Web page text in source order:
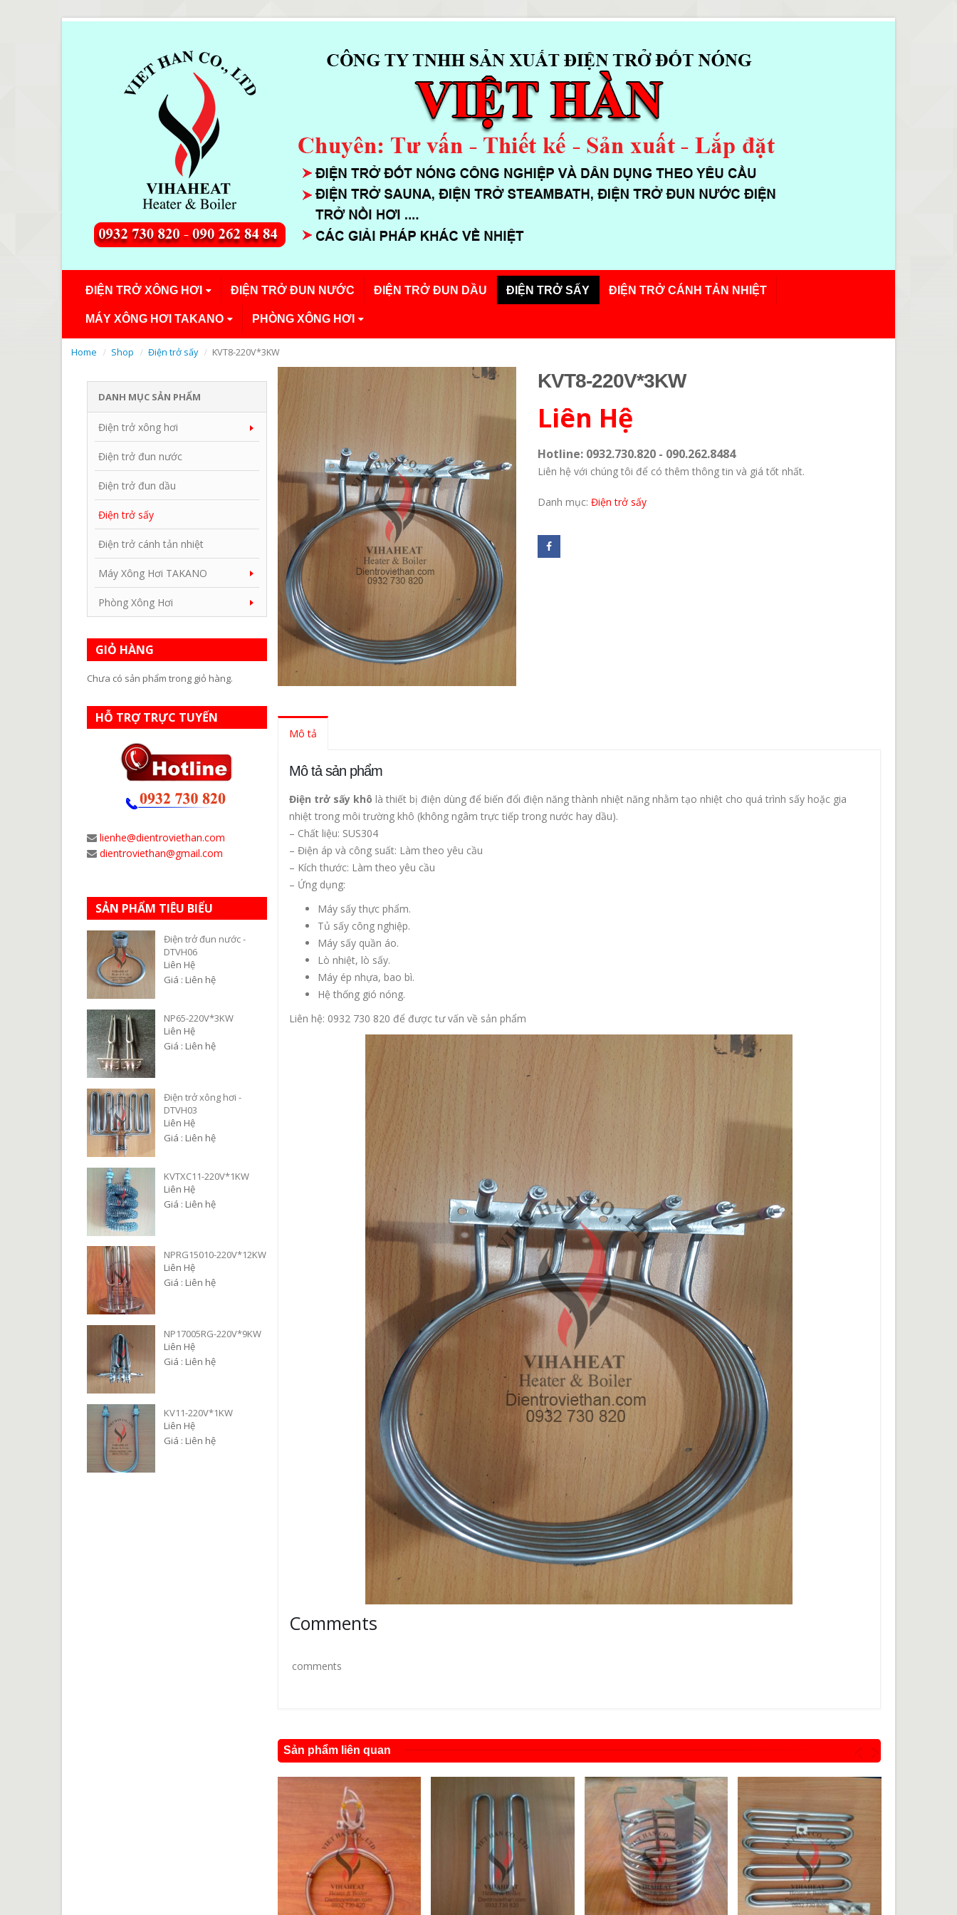
ĐIỆN TRỞ XÔNG HƠI ĐIỆN TRỞ ĐUN NƯỚC ĐIỆN TRỞ ĐUN DẦU ĐIỆN TRỞ SẤY ĐIỆN TRỞ CÁNH TẢN NHIỆT
MÁY XÔNG HƠI TAKANO PHÒNG XÔNG HƠI
Home Shop Điện trở sấy KVT8-220V*3KW
KVT8-220V*3KW
Liên Hệ
Hotline: 0932.730.820 - 090.262.8484
Liên hệ với chúng tôi để có thêm thông tin và giá tốt nhất.
Danh mục:Điện trở sấy
Mô tả
Mô tả sản phẩm
Điện trở sấy khô là thiết bị điện dùng để biến đổi điện năng thành nhiệt năng nhằm tạo nhiệt cho quá trình sấy hoặc gia
nhiệt trong môi trường khô (không ngâm trực tiếp trong nước hay dầu).
– Chất liệu: SUS304
– Điện áp và công suất: Làm theo yêu cầu
– Kích thước: Làm theo yêu cầu
– Ứng dụng:
Máy sấy thực phẩm.
Tủ sấy công nghiệp.
Máy sấy quần áo.
Lò nhiệt, lò sấy.
Máy ép nhựa, bao bì.
Hệ thống gió nóng.
Liên hệ: 0932 730 820 để được tư vấn về sản phẩm
Comments
comments
Sản phẩm liên quan
DANH MỤC SẢN PHẨM
Điện trở xông hơi
Điện trở đun nước
Điện trở đun dầu
Điện trở sấy
Điện trở cánh tản nhiệt
Máy Xông Hơi TAKANO
Phòng Xông Hơi
GIỎ HÀNG
Chưa có sản phẩm trong giỏ hàng.
HỖ TRỢ TRỰC TUYẾN
lienhe@dientroviethan.com
dientroviethan@gmail.com
SẢN PHẨM TIÊU BIỂU
Điện trở đun nước -
DTVH06
Liên Hệ
Giá : Liên hệ
NP65-220V*3KW
Liên Hệ
Giá : Liên hệ
Điện trở xông hơi -
DTVH03
Liên Hệ
Giá : Liên hệ
KVTXC11-220V*1KW
Liên Hệ
Giá : Liên hệ
NPRG15010-220V*12KW
Liên Hệ
Giá : Liên hệ
NP17005RG-220V*9KW
Liên Hệ
Giá : Liên hệ
KV11-220V*1KW
Liên Hệ
Giá : Liên hệ